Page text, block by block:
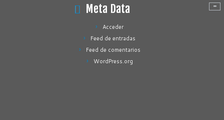
Meta Data
Acceder
Feed de entradas
Feed de comentarios
WordPress.org